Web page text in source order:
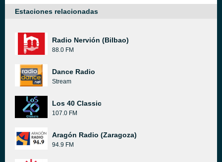
Estaciones relacionadas
Radio Nervión (Bilbao)
88.0 FM
Dance Radio
Stream
Los 40 Classic
107.0 FM
Aragón Radio (Zaragoza)
94.9 FM